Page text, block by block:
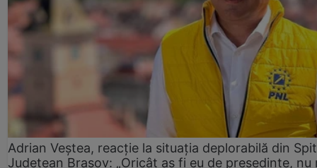
Adrian Veștea, reacție la situația deplorabilă din
Județean Brașov: „Oricât aș fi eu de președinte, nu